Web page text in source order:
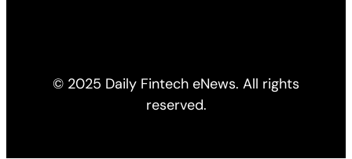
© 2025 Daily Fintech eNews. All rights
reserved.